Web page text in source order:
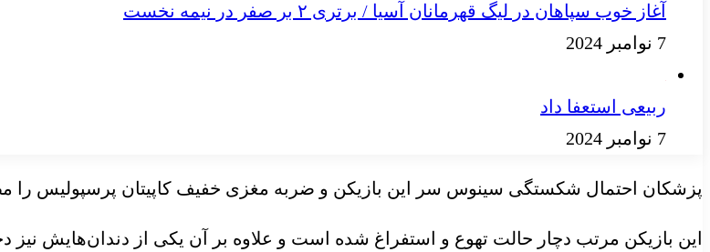
آغاز خوب سپاهان در لیگ قهرمانان آسیا / برتری ۲ بر صفر در نیمه نخست
7 نوامبر 2024
ربیعی استعفا داد
7 نوامبر 2024
پزشکان احتمال شکستگی سینوس سر این بازیکن و ضربه مغزی خفیف کاپیتان پرسپولیس را
این بازیکن مرتب دچار حالت تهوع و استفراغ شده است و علاوه بر آن یکی از دندان‌هایش